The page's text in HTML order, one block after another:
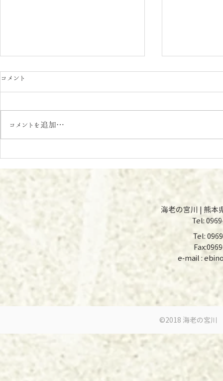
店舗一部改
コメント
コメントを追加…
海老の宮川 | 熊本
Tel: 0969-23-
Tel:
e-mail :
©2018 海老の宮川